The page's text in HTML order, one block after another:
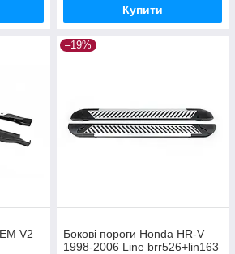
Купити
V2
–19%
Бокові пороги Honda HR-V
1998-2006 Line brr526+lin163